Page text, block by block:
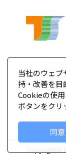
〒924-
当社のウェ
持・改善を目
Cookieの使用
ボタンをクリ
同